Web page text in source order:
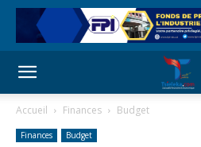
Accueil Finances Budget
Finances Budget